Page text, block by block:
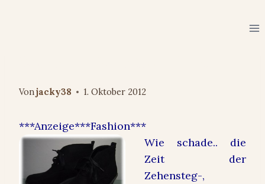
Vonjacky38 1. Oktober 2012
***Anzeige***Fashion***
Wie schade.. die
Zeit der
Zehensteg-,